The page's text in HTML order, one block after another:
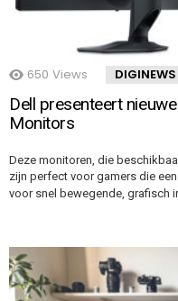
650 Views DIGINEWS
Dell presenteert
Monitors
Deze monitoren, die
zijn perfect voor gamers die
voor snel bewegende, grafisch